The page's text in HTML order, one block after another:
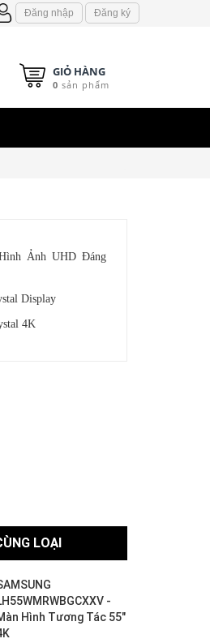
Đăng nhập Đăng ký
GIỎ HÀNG
0 sản phẩm
Ảnh UHD Đáng
Display
4K
LOẠI
-
Hình Tương Tác 55"